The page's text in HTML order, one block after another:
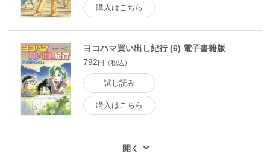
購入はこちら
ヨコハマ買い出し紀行 (6) 電子書籍版
792円（税込）
試し読み
購入はこちら